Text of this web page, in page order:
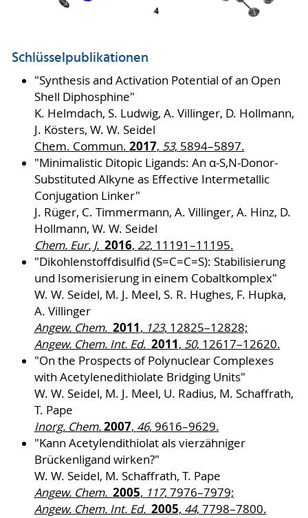
Schlüsselpublikationen
"Synthesis and Activation Potential of an Open
Shell Diphosphine"
K. Helmdach, S. Ludwig, A. Villinger, D. Hollmann,
J. Kösters, W. W. Seidel
Chem. Commun. 2017, 53, 5894–5897.
"Minimalistic Ditopic Ligands: An α-S,N-Donor-
Substituted Alkyne as Effective Intermetallic
Conjugation Linker"
J. Rüger, C. Timmermann, A. Villinger, A. Hinz, D.
Hollmann, W. W. Seidel
Chem. Eur. J. 2016, 22, 11191–11195.
"Dikohlenstoffdisulfid (S=C=C=S): Stabilisierung
und Isomerisierung in einem Cobaltkomplex"
W. W. Seidel, M. J. Meel, S. R. Hughes, F. Hupka,
A. Villinger
Angew. Chem. 2011, 123, 12825–12828;
Angew. Chem. Int. Ed. 2011, 50, 12617–12620.
"On the Prospects of Polynuclear Complexes
with Acetylenedithiolate Bridging Units"
W. W. Seidel, M. J. Meel, U. Radius, M. Schaffrath,
T. Pape
Inorg. Chem.2007, 46, 9616–9629.
"Kann Acetylendithiolat als vierzähniger
Brückenligand wirken?"
W. W. Seidel, M. Schaffrath, T. Pape
Angew. Chem. 2005, 117, 7976–7979;
Angew. Chem. Int. Ed. 2005, 44, 7798–7800.